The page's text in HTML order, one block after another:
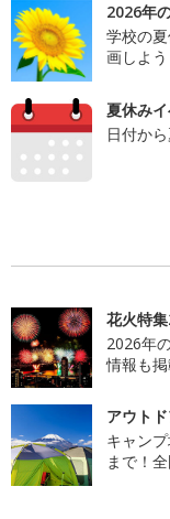
2026年
学校の
画しよう
夏休み
日付か
花火特
2026年
情報も
アウト
キャン
まで！